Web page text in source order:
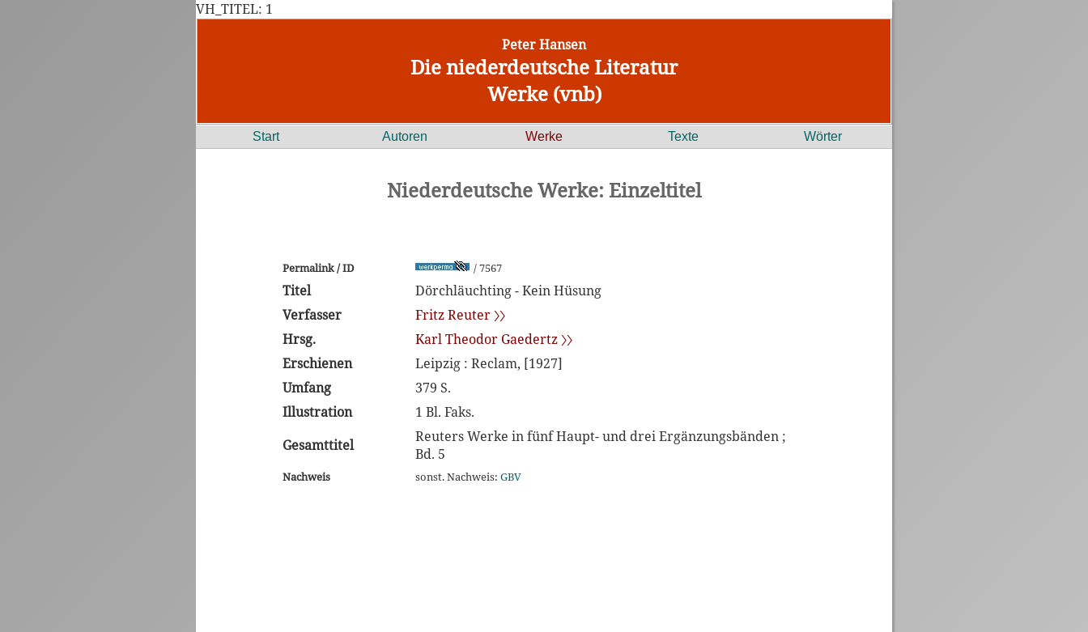
VH_TITEL: 1
Peter Hansen
Die niederdeutsche Literatur
Werke (vnb)
Start Autoren Werke Texte Wörter
Niederdeutsche Werke: Einzeltitel
Permalink / ID / 7567
Titel
Dörchläuchting - Kein Hüsung
Verfasser
Fritz Reuter 〉〉
Hrsg.
Karl Theodor Gaedertz 〉〉
Erschienen
Leipzig : Reclam, [1927]
Umfang
379 S.
Illustration
1 Bl. Faks.
Gesamttitel
Reuters Werke in fünf Haupt- und drei Ergänzungsbänden ;
Bd. 5
Nachweis sonst. Nachweis: GBV